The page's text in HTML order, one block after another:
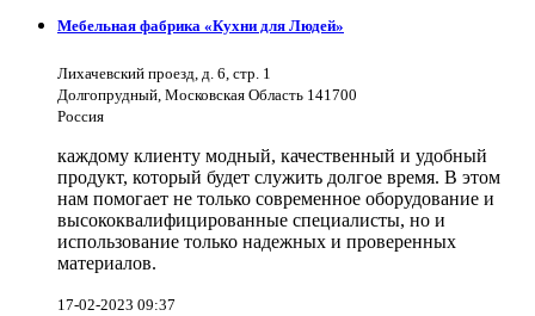
Мебельная фабрика «Кухни для Людей»
Лихачевский проезд, д. 6, стр. 1
Долгопрудный, Московская Область 141700
Россия
каждому клиенту модный, качественный и удобный
продукт, который будет служить долгое время. В этом
нам помогает не только современное оборудование и
высококвалифицированные специалисты, но и
использование только надежных и проверенных
материалов.
17-02-2023 09:37